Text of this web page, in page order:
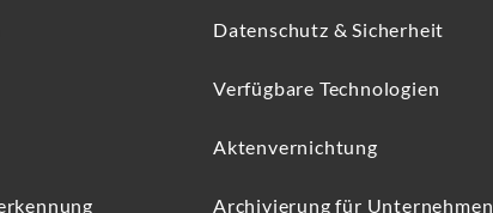
Datenschutz & Sicherheit
Verfügbare Technologien
Aktenvernichtung
Archivierung für Unternehmen